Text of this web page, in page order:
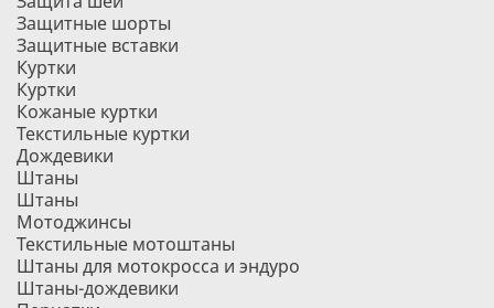
Защитные шорты
Защитные вставки
Куртки
Куртки
Кожаные куртки
Текстильные куртки
Дождевики
Штаны
Штаны
Мотоджинсы
Текстильные мотоштаны
Штаны для мотокросса и эндуро
Штаны-дождевики